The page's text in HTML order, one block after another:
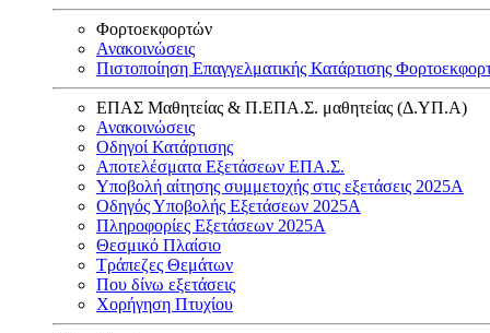
Φορτοεκφορτών
Ανακοινώσεις
Πιστοποίηση Επαγγελματικής Κατάρτισης
ΕΠΑΣ Μαθητείας & Π.ΕΠΑ.Σ. μαθητείας (Δ.ΥΠ.Α)
Ανακοινώσεις
Oδηγοί Κατάρτισης
Αποτελέσματα Εξετάσεων ΕΠΑ.Σ.
Υποβολή αίτησης συμμετοχής στις εξετάσεις 2025Α
Οδηγός Υποβολής Εξετάσεων 2025A
Πληροφορίες Εξετάσεων 2025Α
Θεσμικό Πλαίσιο
Τράπεζες Θεμάτων
Που δίνω εξετάσεις
Χορήγηση Πτυχίου